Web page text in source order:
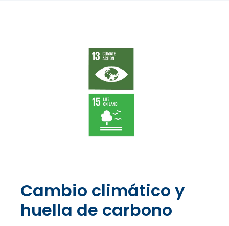
Cambio climático y
huella de carbono